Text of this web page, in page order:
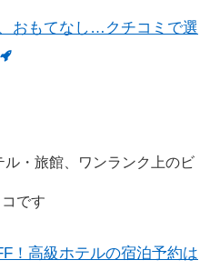
おもてなし…クチコミで選
ル・旅館、ワンランク上のビ
です
！高級ホテルの宿泊予約は